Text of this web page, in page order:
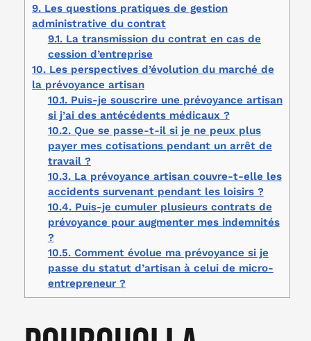
9. Les questions pratiques de gestion
administrative du contrat
9.1.La transmission du contrat en cas de
cession d’entreprise
10. Les perspectives d’évolution du marché de
la prévoyance artisan
10.1.Puis-je souscrire une prévoyance artisan
si j’ai des antécédents médicaux ?
10.2.Que se passe-t-il si je ne peux plus
payer mes cotisations pendant un arrêt de
travail ?
10.3.La prévoyance artisan couvre-t-elle les
accidents survenant pendant les loisirs ?
10.4.Puis-je cumuler plusieurs contrats de
prévoyance pour augmenter mes indemnités
?
10.5.Comment évolue ma prévoyance si je
passe du statut d’artisan à celui de micro-
entrepreneur ?